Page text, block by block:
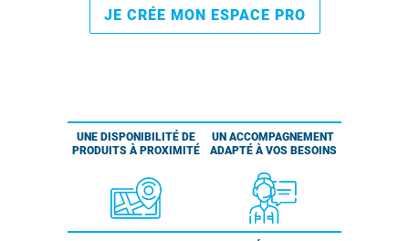
JE CRÉE MON ESPACE PRO
UNE DISPONIBILITÉ DE
PRODUITS À PROXIMITÉ
UN ACCOMPAGNEMENT
ADAPTÉ À VOS BESOINS